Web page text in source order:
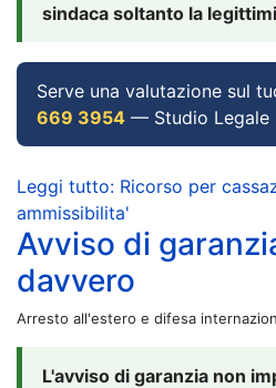
sindaca soltanto la
Serve una valutazione sul
669 3954 — Studio Legale
Leggi tutto: Ricorso per
ammissibilita'
Avviso di
davvero
Arresto all'estero e difesa
L'avviso di garanzia non